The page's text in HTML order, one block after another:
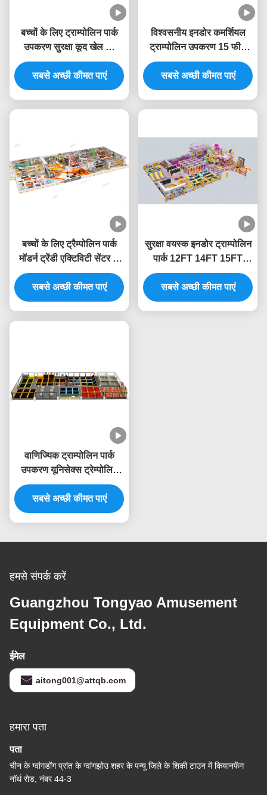
बच्चों के लिए ट्राम्पोलिन पार्क
उपकरण सुरक्षा कूद खेल का
मैदान इनडोर अनुकूलित
सबसे अच्छी कीमत पाएं
विश्वसनीय इनडोर कमर्शियल
ट्राम्पोलिन उपकरण 15 फीट
इनडोर खेल क्षेत्र
सबसे अच्छी कीमत पाएं
बच्चों के लिए ट्रैम्पोलिन पार्क
मॉडर्न ट्रेंडी एक्टिविटी सेंटर के
साथ 800 वर्ग मीटर का इनडोर
खेल का मैदान
सबसे अच्छी कीमत पाएं
सुरक्षा वयस्क इनडोर ट्राम्पोलिन
पार्क 12FT 14FT 15FT
इनडोर मॉल खेल का मैदान
उपकरण
सबसे अच्छी कीमत पाएं
वाणिज्यिक ट्राम्पोलिन पार्क
उपकरण यूनिसेक्स ट्रेम्पोलिन
केंद्र उपकरण बाड़ जाल के साथ
सबसे अच्छी कीमत पाएं
हमसे संपर्क करें
Guangzhou Tongyao Amusement
Equipment Co., Ltd.
ईमेल
aitong001@attqb.com
हमारा पता
पता
चीन के ग्वांगडोंग प्रांत के ग्वांगझोउ शहर के पन्यू जिले के शि‍की टाउन में कियानफेंग
नॉर्थ रोड, नंबर 44-3